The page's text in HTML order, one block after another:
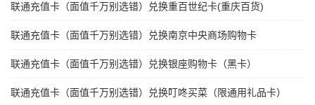
联通充值卡（面值千万别选错）兑换重百世纪卡(重庆百货)
联通充值卡（面值千万别选错）兑换南京中央商场购物卡
联通充值卡（面值千万别选错）兑换银座购物卡（黑卡）
联通充值卡（面值千万别选错）兑换叮咚买菜（限通用礼品卡）